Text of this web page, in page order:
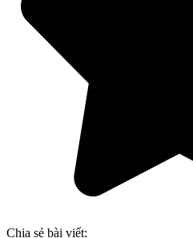
Chia sẻ bài viết: